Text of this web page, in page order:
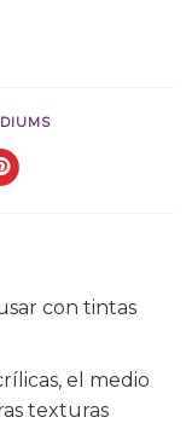
con tintas
el medio
texturas